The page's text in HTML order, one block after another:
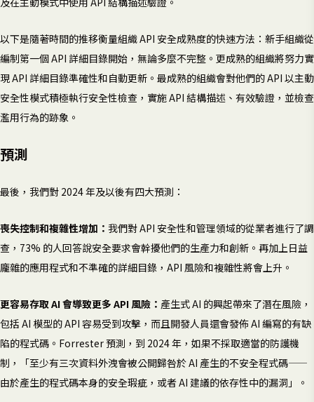
以下是隨著時間的推移衡量組織 API 安全成熟度的快速方法：新手組織從
編制第一個 API 詳細目錄開始，無論多麼不完整。更成熟的組織將努力實
現 API 詳細目錄準確性和自動更新。最成熟的組織會對他們的 API 以主動
安全性模式積極執行安全性檢查，實施 API 結構描述、有效驗證，並檢查
濫用行為的跡象。
預測
最後，我們對 2024 年及以後有四大預測：
喪失控制和複雜性增加： 我們對 API 安全性和管理領域的從業者進行了調
查，73% 的人回答說安全要求會幹擾他們的生產力和創新。再加上日益
龐雜的應用程式和不準確的詳細目錄，API 風險和複雜性將會上升。
更容易存取 AI 會導致更多 API 風險： 產生式 AI 的興起帶來了潛在風險，
包括 AI 模型的 API 容易受到攻擊，而且開發人員還會發佈 AI 編寫的有缺
陷的程式碼。Forrester 預測，到 2024 年，如果不採取適當的防護機
制，「至少有三次資料外洩會被公開歸咎於 AI 產生的不安全程式碼——
由於產生的程式碼本身的安全瑕疵，或者 AI 建議的依存性中的漏洞」。